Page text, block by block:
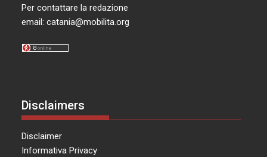
Per contattare la redazione
email:catania@mobilita.org
Disclaimers
Disclaimer
Informativa Privacy